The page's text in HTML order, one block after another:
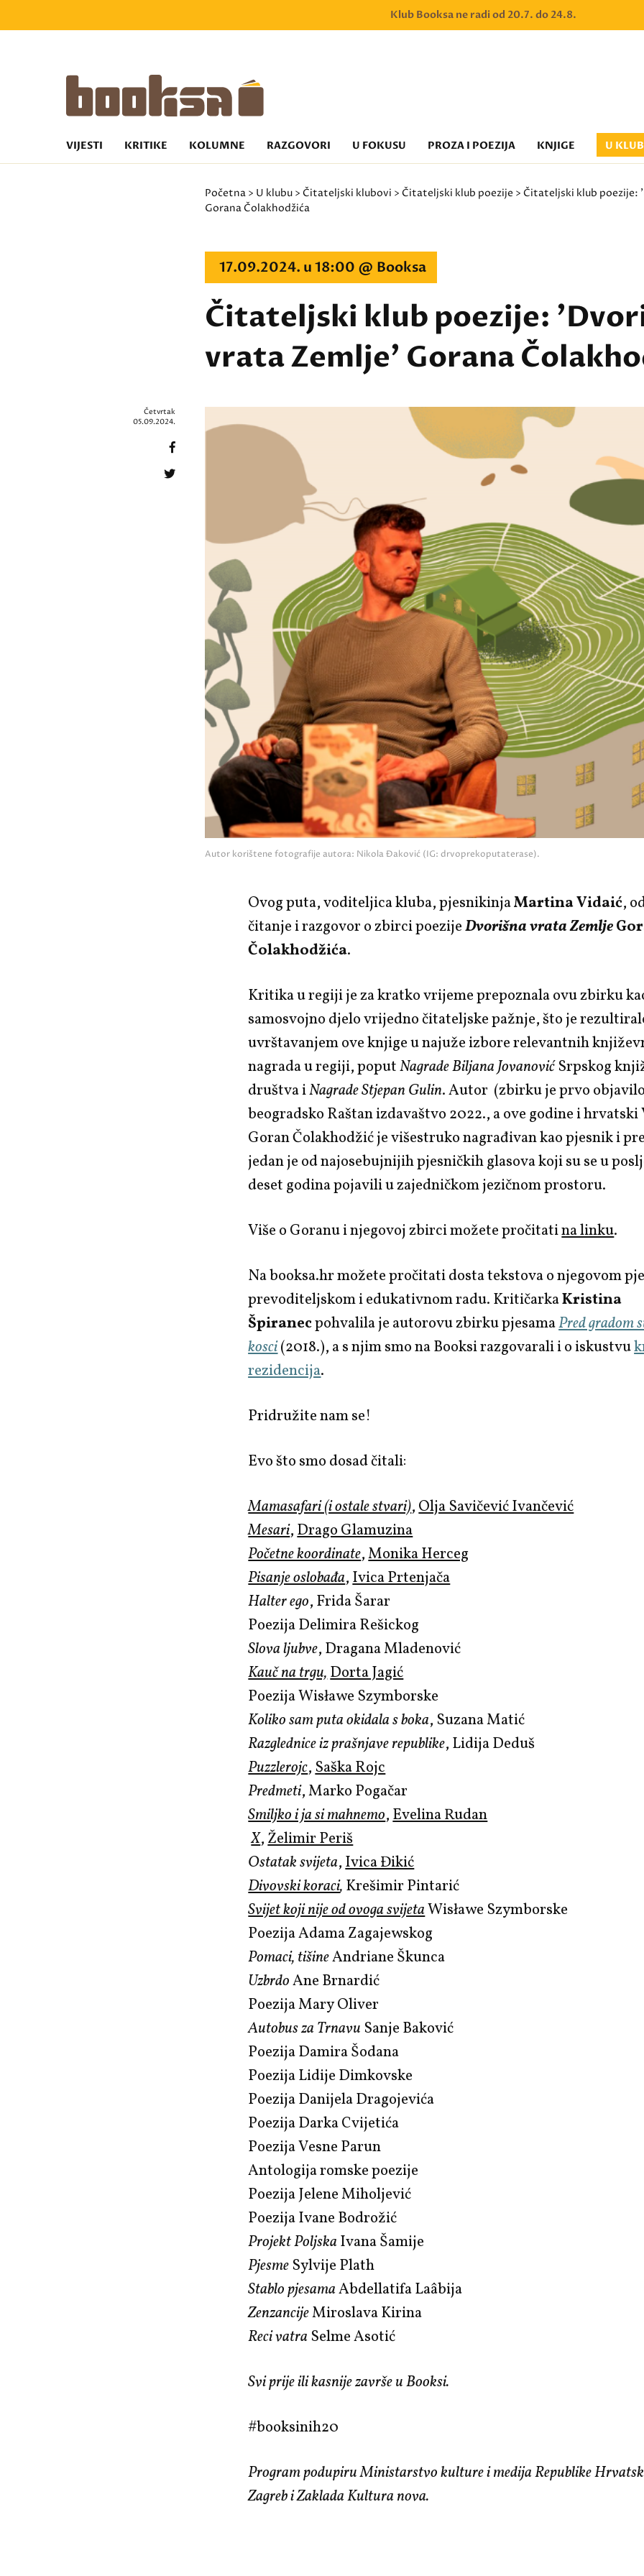
Klub Booksa ne radi od 20.7. do 24.8.
VIJESTI KRITIKE KOLUMNE RAZGOVORI U FOKUSU PROZA I POEZIJA KNJIGE U
Početna > U klubu >Čitateljski klubovi >Čitateljski klub poezije > Čitateljski klub poezije:
Gorana Čolakhodžića
17.09.2024. u 18:00 @ Booksa
Čitateljski klub poezije:
vrata Zemlje' Gorana
Autor korištene fotografije autora: Nikola Đaković (IG: drvoprekoputaterase).
Četvrtak
05.09.2024.
Ovog puta, voditeljica kluba, pjesnikinjaMartina Vidaić,
čitanje i razgovor o zbirci poezijeDvorišna vrata Zemlje
Čolakhodžića.
Kritika u regiji je za kratko vrijeme prepoznala ovu zbirku
samosvojno djelo vrijedno čitateljske pažnje, što je
uvrštavanjem ove knjige u najuže izbore relevantnih
nagrada u regiji, poputNagrade Biljana JovanovićSrpskog
društva iNagrade Stjepan Gulin. Autor (zbirku je prvo objavilo
beogradsko Raštan izdavaštvo 2022., a ove godine i hrvatski
Goran Čolakhodžić je višestruko nagrađivan kao pjesnik i
jedan je od najosebujnijih pjesničkih glasova koji su se u
deset godina pojavili u zajedničkom jezičnom prostoru.
Više o Goranu i njegovoj zbirci možete pročitatina linku.
Na booksa.hr možete pročitati dosta tekstova o njegovom
prevoditeljskom i edukativnom radu. KritičarkaKristina
Špiranecpohvalila je autorovu zbirku pjesamaPred gradom
kosci(2018.), a s njim smo na Booksi razgovarali i o iskustvu
rezidencija.
Pridružite nam se!
Evo što smo dosad čitali:
Mamasafari (i ostale stvari),Olja Savičević Ivančević
Mesari,Drago Glamuzina
Početne koordinate,Monika Herceg
Pisanje oslobađa,Ivica Prtenjača
Halter ego, Frida Šarar
Poezija Delimira Rešickog
Slova ljubve, Dragana Mladenović
Kauč na trgu,Dorta Jagić
Poezija Wisławe Szymborske
Koliko sam puta okidala s boka, Suzana Matić
Razglednice iz prašnjave republike, Lidija Deduš
Puzzlerojc,Saška Rojc
Predmeti, Marko Pogačar
Smiljko i ja si mahnemo,Evelina Rudan
X,Želimir Periš
Ostatak svijeta,Ivica Đikić
Divovski koraci, Krešimir Pintarić
Svijet koji nije od ovoga svijetaWisławe Szymborske
Poezija Adama Zagajewskog
Pomaci, tišineAndriane Škunca
UzbrdoAne Brnardić
Poezija Mary Oliver
Autobus za Trnavu Sanje Baković
Poezija Damira Šodana
Poezija Lidije Dimkovske
Poezija Danijela Dragojevića
Poezija Darka Cvijetića
Poezija Vesne Parun
Antologija romske poezije
Poezija Jelene Miholjević
Poezija Ivane Bodrožić
Projekt PoljskaIvana Šamije
Pjesme Sylvije Plath
Stablo pjesamaAbdellatifa Laâbija
ZenzancijeMiroslava Kirina
Reci vatra Selme Asotić
Svi prije ili kasnije završe u Booksi.
#booksinih20
Program podupiru Ministarstvo kulture i medija Republike
Zagreb i Zaklada Kultura nova.